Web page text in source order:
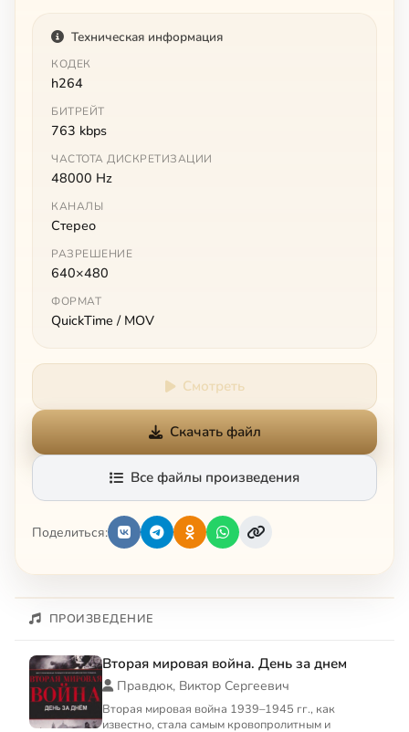
Техническая информация
КОДЕК
h264
БИТРЕЙТ
763 kbps
ЧАСТОТА ДИСКРЕТИЗАЦИИ
48000 Hz
КАНАЛЫ
Стерео
РАЗРЕШЕНИЕ
640×480
ФОРМАТ
QuickTime / MOV
Смотреть
Скачать файл
Все файлы произведения
Поделиться:
ПРОИЗВЕДЕНИЕ
Вторая мировая война. День за днем
Правдюк, Виктор Сергеевич
Вторая мировая война 1939–1945 гг., как
известно, стала самым кровопролитным и